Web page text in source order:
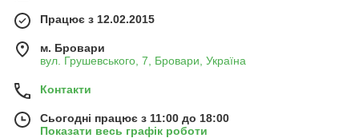
Працює з 12.02.2015
м. Бровари
вул. Грушевського, 7, Бровари, Україна
Контакти
Сьогодні працює з 11:00 до 18:00
Показати весь графік роботи